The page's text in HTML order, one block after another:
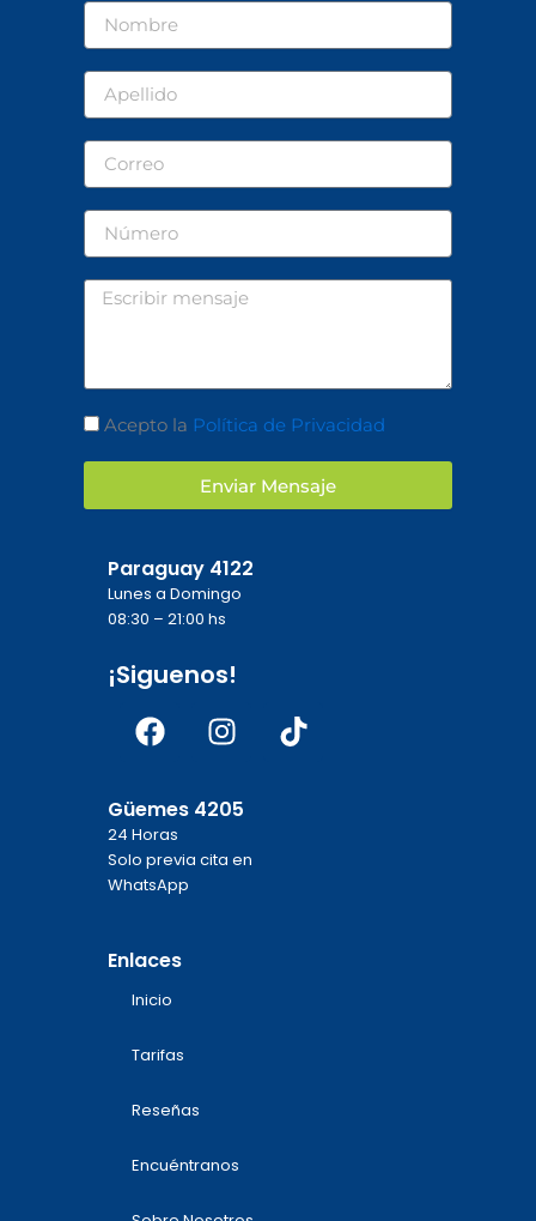
Nombre
Apellido
Correo
Número
Mensaje
Aceptación
Acepto la Política de Privacidad
Enviar Mensaje
Paraguay 4122
Lunes a Domingo
08:30 – 21:00 hs
¡Siguenos!
Facebook
Instagram
Tiktok
Güemes 4205
24 Horas
Solo previa cita en
WhatsApp
Enlaces
Inicio
Tarifas
Reseñas
Encuéntranos